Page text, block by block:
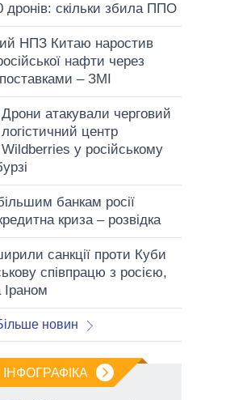
дронів: скільки збила ППО
НПЗ Китаю наростив
нафти через
– ЗМІ
Дрони атакували черговий
логістичний центр
Wildberries у російському
банкам росії
криза – розвідка
санкції проти Куби
співпрацю з росією,
Іраном
новин
ІНФОГРАФІКА